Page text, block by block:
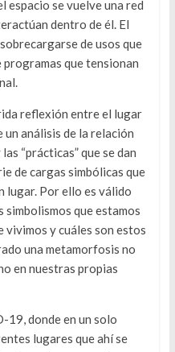
espacio se vuelve una red
dentro de él. El
de usos que
que tensionan
reflexión entre el lugar
análisis de la relación
“prácticas” que se dan
de cargas simbólicas que
lugar. Por ello es válido
simbolismos que estamos
vivimos y cuáles son estos
una metamorfosis no
en nuestras propias
19, donde en un solo
lugares que ahí se